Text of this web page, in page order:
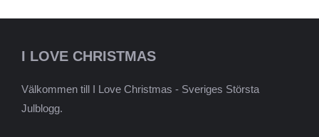
I LOVE CHRISTMAS
Välkommen till I Love Christmas - Sveriges Största
Julblogg.